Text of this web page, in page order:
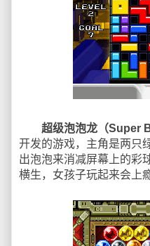
超级泡泡龙（Super
开发的游戏，主角是两只
出泡泡来消减屏幕上的彩
横生，女孩子玩起来会上